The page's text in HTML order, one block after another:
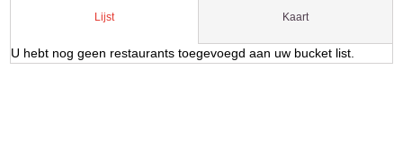
Lijst Kaart
U hebt nog geen restaurants toegevoegd aan uw bucket list.